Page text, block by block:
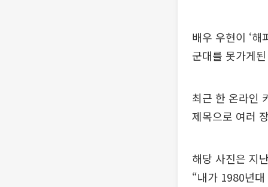
배우 우현이 ‘
군대를 못가게
최근 한 온라인
제목으로 여러
해당 사진은 지
“내가 1980년